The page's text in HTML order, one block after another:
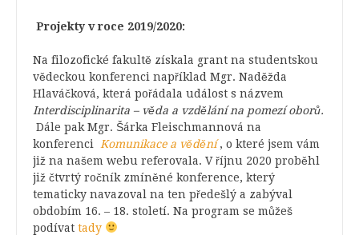
Projekty v roce 2019/2020:
Na filozofické fakultě získala grant na studentskou
vědeckou konferenci například Mgr. Naděžda
Hlaváčková, která pořádala událost s názvem
Interdisciplinarita – věda a vzdělání na pomezí oborů.
Dále pak Mgr. Šárka Fleischmannová na
konferenci
Komunikace a vědění , o které jsem vám
již na našem webu referovala. V říjnu 2020 proběhl
již čtvrtý ročník zmíněné konference, který
tematicky navazoval na ten předešlý a zabýval
obdobím 16. – 18. století. Na program se můžeš
podívat tady